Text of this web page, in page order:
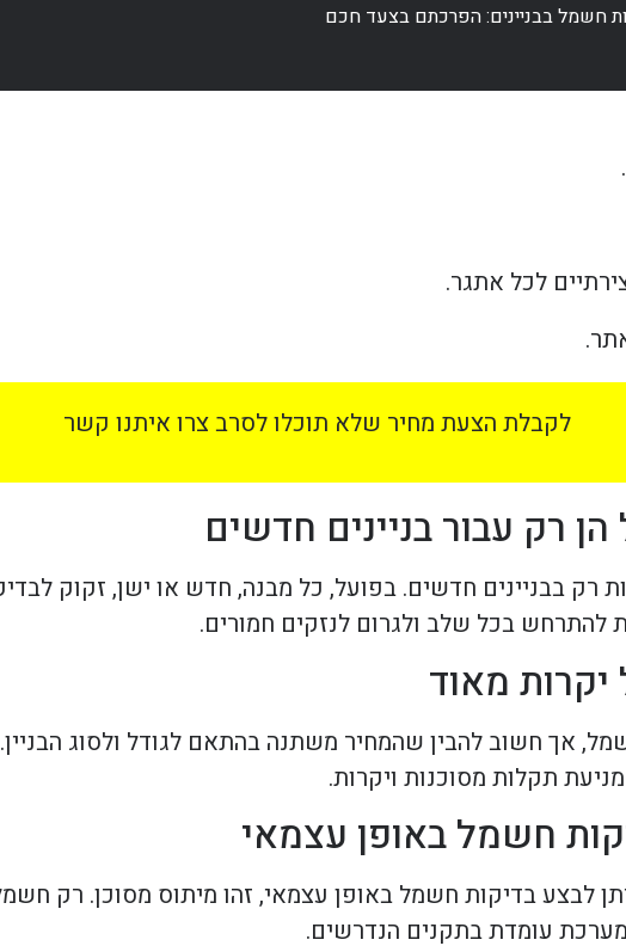
לכל אתגר.
לקבלת הצעת מחיר שלא תוכלו לסרב צרו איתנו קשר
רק בבניינים חדשים. בפועל, כל מבנה, חדש או ישן, זקוק
להתרחש בכל שלב ולגרום לנזקים חמורים.
אך חשוב להבין שהמחיר משתנה בהתאם לגודל ולסוג
תקלות מסוכנות ויקרות.
לבצע בדיקות חשמל באופן עצמאי, זהו מיתוס מסוכן. רק
עומדת בתקנים הנדרשים.